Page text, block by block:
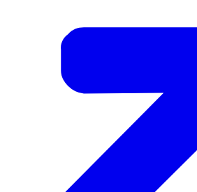
indien de uurlonen van alle
hoog worden gerangschikt.
Publicatiedatum: 30 september
Beschikbaarheidsdatum: